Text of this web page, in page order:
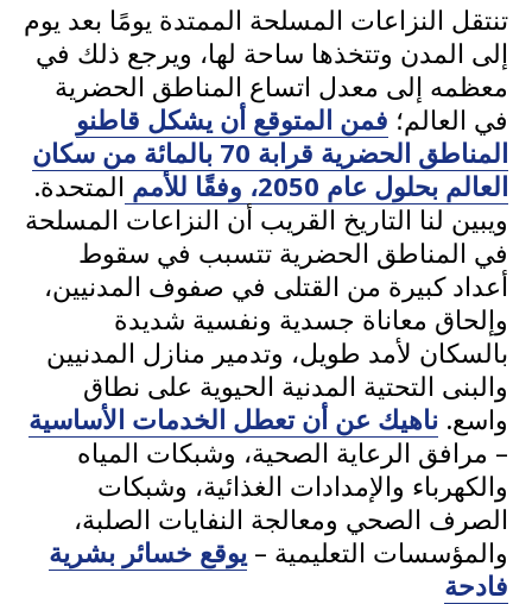
تنتقل النزاعات المسلحة الممتدة يومًا بعد يوم
إلى المدن وتتخذها ساحة لها، ويرجع ذلك في
معظمه إلى معدل اتساع المناطق الحضرية
في العالم؛ فمن المتوقع أن يشكل قاطنو
المناطق الحضرية قرابة 70 بالمائة من سكان
العالم بحلول عام
المتحدة.
ويبين لنا التاريخ القريب أن النزاعات المسلحة
في المناطق الحضرية تتسبب في سقوط
أعداد كبيرة من القتلى في صفوف المدنيين،
وإلحاق معاناة جسدية ونفسية شديدة
بالسكان لأمد طويل، وتدمير منازل المدنيين
والبنى التحتية المدنية الحيوية على نطاق
واسع. ناهيك عن أنتعطل الخدمات الأساسية
– مرافق الرعاية الصحية، وشبكات المياه
والكهرباء والإمدادات الغذائية، وشبكات
الصرف الصحي ومعالجة النفايات الصلبة،
والمؤسسات التعليمية – يوقع خسائر بشرية
فادحة